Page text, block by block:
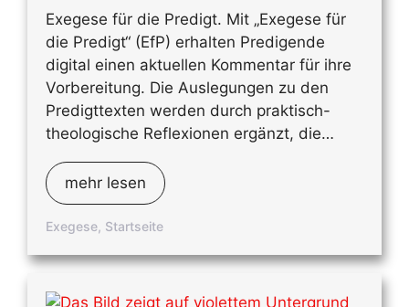
Exegese, Startseite
Exegese für die Predigt. Mit „Exegese für
die Predigt“ (EfP) erhalten Predigende
digital einen aktuellen Kommentar für ihre
Vorbereitung. Die Auslegungen zu den
Predigttexten werden durch praktisch-
theologische Reflexionen ergänzt, die…
mehr lesen